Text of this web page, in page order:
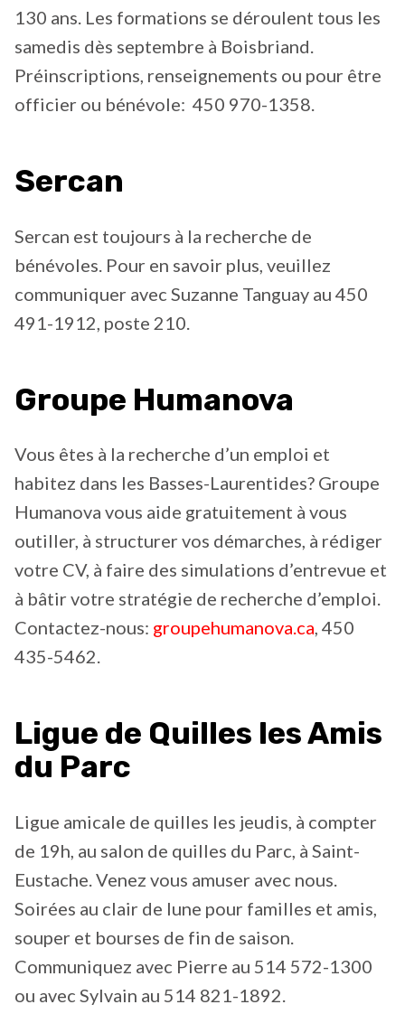
130 ans. Les formations se déroulent tous les
samedis dès septembre à Boisbriand.
Préinscriptions, renseignements ou pour être
officier ou bénévole: 450 970-1358.
Sercan
Sercan est toujours à la recherche de
bénévoles. Pour en savoir plus, veuillez
communiquer avec Suzanne Tanguay au 450
491-1912, poste 210.
Groupe Humanova
Vous êtes à la recherche d’un emploi et
habitez dans les Basses-Laurentides? Groupe
Humanova vous aide gratuitement à vous
outiller, à structurer vos démarches, à rédiger
votre CV, à faire des simulations d’entrevue et
à bâtir votre stratégie de recherche d’emploi.
Contactez-nous: groupehumanova.ca, 450
435-5462.
Ligue de Quilles les Amis
du Parc
Ligue amicale de quilles les jeudis, à compter
de 19h, au salon de quilles du Parc, à Saint-
Eustache. Venez vous amuser avec nous.
Soirées au clair de lune pour familles et amis,
souper et bourses de fin de saison.
Communiquez avec Pierre au 514 572-1300
ou avec Sylvain au 514 821-1892.